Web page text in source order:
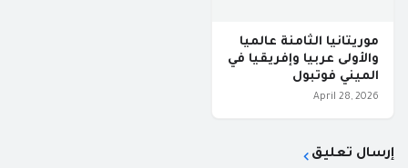
موريتانيا الثامنة عالميا
والأولى عربيا وإفريقيا في
الميني فوتبول
April 28, 2026
إرسال تعليق